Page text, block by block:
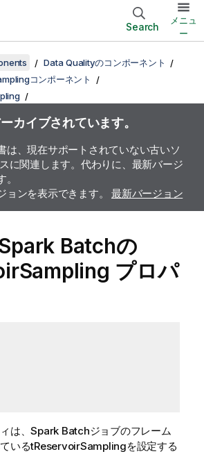
Search
メニュ
ー
Data Qualityのコンポーネント
コンポーネント
カイブされています。
は、現在サポートされていない古いソ
に関連します。代わりに、最新バージ
ョンを表示できます。 最新バージョン
Batchの
プロパ
は、Spark Batchジョブのフレーム
いるtReservoirSamplingを設定する